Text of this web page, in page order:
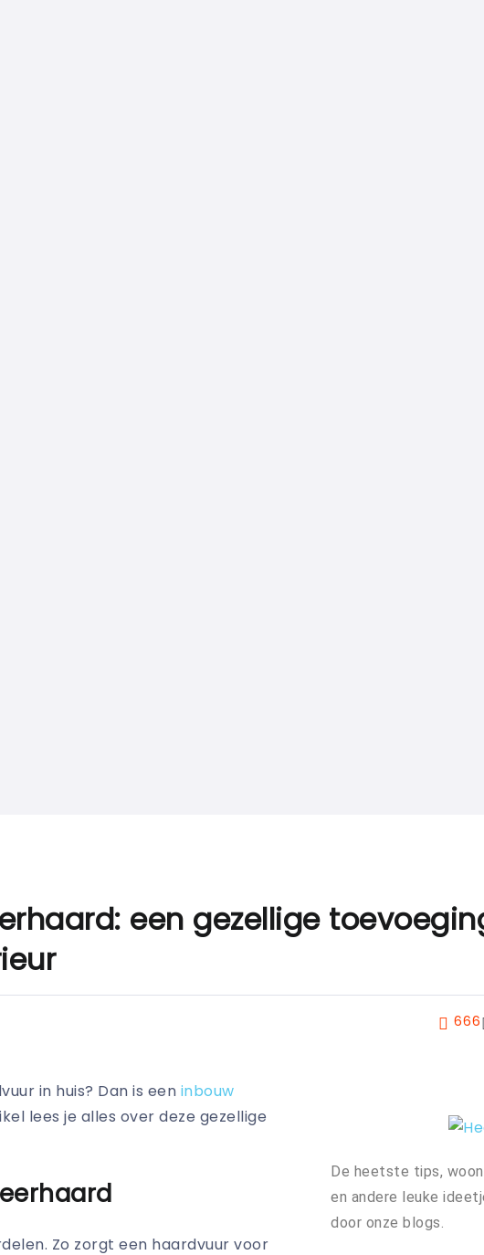
een gezellige
666
in huis? Dan is een inbouw
lees je alles over deze gezellige
Zo zorgt een haardvuur voor
De heetste tips,
en andere leuke
door onze blogs.